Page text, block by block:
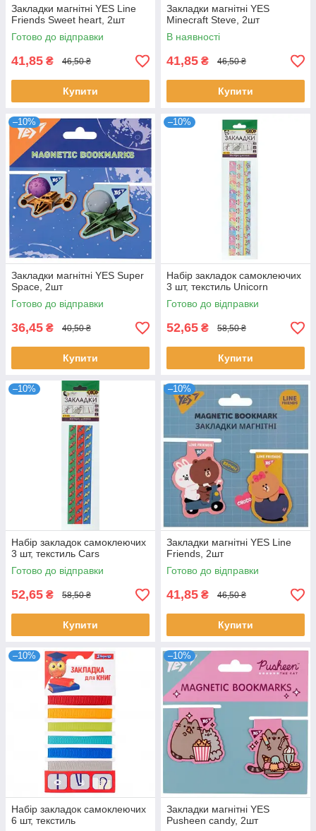
Закладки магнітні YES Line
Friends Sweet heart, 2шт
Готово до відправки
41,85 ₴ 46,50 ₴
Купити
Закладки магнітні YES
Minecraft Steve, 2шт
В наявності
41,85 ₴ 46,50 ₴
Купити
–10%
Закладки магнітні YES Super
Space, 2шт
Готово до відправки
36,45 ₴ 40,50 ₴
Купити
–10%
Набір закладок самоклеючих
3 шт, текстиль Unicorn
Готово до відправки
52,65 ₴ 58,50 ₴
Купити
–10%
Набір закладок самоклеючих
3 шт, текстиль Cars
Готово до відправки
52,65 ₴ 58,50 ₴
Купити
–10%
Закладки магнітні YES Line
Friends, 2шт
Готово до відправки
41,85 ₴ 46,50 ₴
Купити
–10%
Набір закладок самоклеючих
6 шт, текстиль
–10%
Закладки магнітні YES
Pusheen candy, 2шт